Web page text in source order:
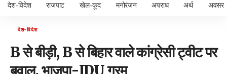
देश-विदेश राजपाट खेल-कूद मनोरंजन अपराध अर्थ अवसर
देश-विदेश
B से बीड़ी, B से बिहार वाले कांग्रेसी ट्वीट पर